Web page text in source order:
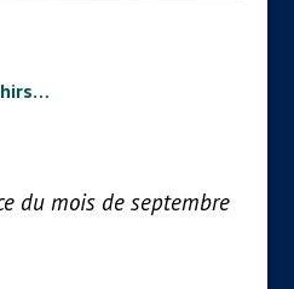
du mois de septembre